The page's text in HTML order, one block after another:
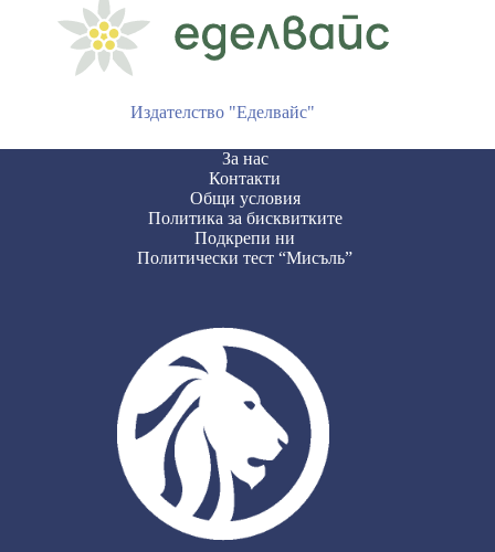
Издателство "Еделвайс"
За нас
Контакти
Общи условия
Политика за бисквитките
Подкрепи ни
Политически тест “Мисъль”